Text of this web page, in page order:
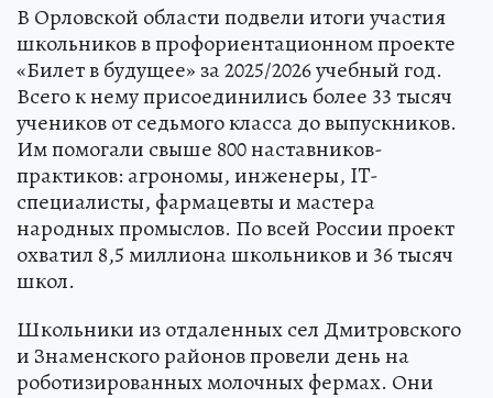
В Орловской области подвели итоги участия
школьников в профориентационном проекте
«Билет в будущее» за 2025/2026 учебный год.
Всего к нему присоединились более 33 тысяч
учеников от седьмого класса до выпускников.
Им помогали свыше 800 наставников-
практиков: агрономы, инженеры, IT-
специалисты, фармацевты и мастера
народных промыслов. По всей России проект
охватил 8,5 миллиона школьников и 36 тысяч
школ.
Школьники из отдаленных сел Дмитровского
и Знаменского районов провели день на
роботизированных молочных фермах. Они